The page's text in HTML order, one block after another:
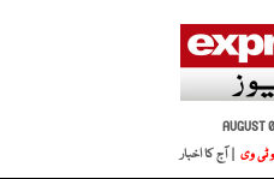
AUGUST
| آج کا اخبار